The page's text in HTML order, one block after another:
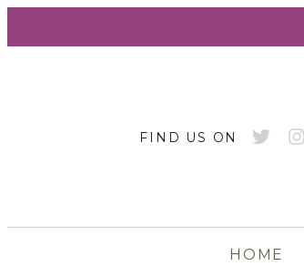
FIND US ON
HOME